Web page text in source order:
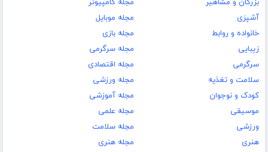
بزرگان و مشاهیر
آشپزی
خانواده و روابط
زیبایی
سرگرمی
سلامت و تغذیه
کودک و نوجوان
موسیقی
ورزشی
هنری
مجله کامپیوتر
مجله موبایل
مجله بازی
مجله سرگرمی
مجله اقتصادی
مجله ورزشی
مجله آموزشی
مجله علمی
مجله سلامت
مجله هنری